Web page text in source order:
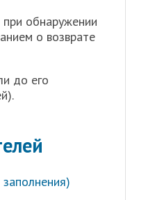
обнаружении
о возврате
до его